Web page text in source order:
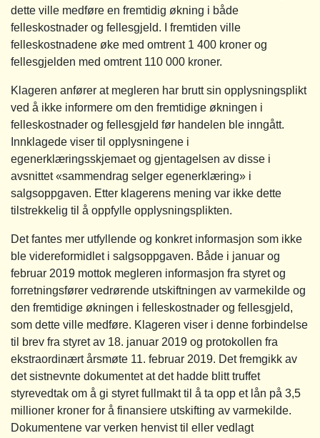
dette ville medføre en fremtidig økning i både
felleskostnader og fellesgjeld. I fremtiden ville
felleskostnadene øke med omtrent 1 400 kroner og
fellesgjelden med omtrent 110 000 kroner.
Klageren anfører at megleren har brutt sin opplysningsplikt
ved å ikke informere om den fremtidige økningen i
felleskostnader og fellesgjeld før handelen ble inngått.
Innklagede viser til opplysningene i
egenerklæringsskjemaet og gjentagelsen av disse i
avsnittet «sammendrag selger egenerklæring» i
salgsoppgaven. Etter klagerens mening var ikke dette
tilstrekkelig til å oppfylle opplysningsplikten.
Det fantes mer utfyllende og konkret informasjon som ikke
ble videreformidlet i salgsoppgaven. Både i januar og
februar 2019 mottok megleren informasjon fra styret og
forretningsfører vedrørende utskiftningen av varmekilde og
den fremtidige økningen i felleskostnader og fellesgjeld,
som dette ville medføre. Klageren viser i denne forbindelse
til brev fra styret av 18. januar 2019 og protokollen fra
ekstraordinært årsmøte 11. februar 2019. Det fremgikk av
det sistnevnte dokumentet at det hadde blitt truffet
styrevedtak om å gi styret fullmakt til å ta opp et lån på 3,5
millioner kroner for å finansiere utskifting av varmekilde.
Dokumentene var verken henvist til eller vedlagt